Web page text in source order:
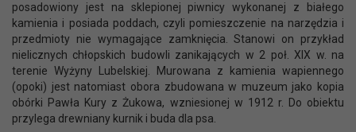
posadowiony jest na sklepionej piwnicy wykonanej z białego
kamienia i posiada poddach, czyli pomieszczenie na narzędzia i
przedmioty nie wymagające zamknięcia. Stanowi on przykład
nielicznych chłopskich budowli zanikających w 2 poł. XIX w. na
terenie Wyżyny Lubelskiej. Murowana z kamienia wapiennego
(opoki) jest natomiast obora zbudowana w muzeum jako kopia
obórki Pawła Kury z Żukowa, wzniesionej w 1912 r. Do obiektu
przylega drewniany kurnik i buda dla psa.